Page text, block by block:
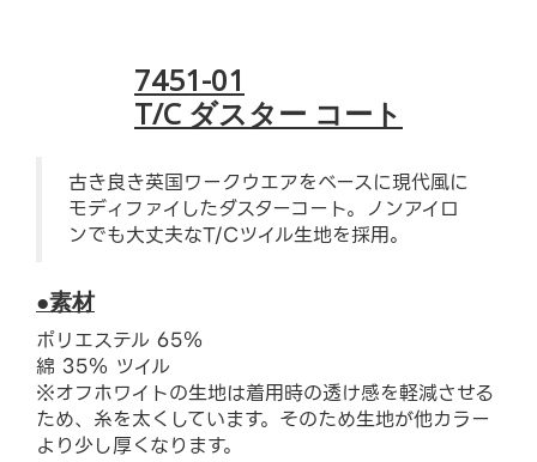
7451-01
T/C ダスター コート
古き良き英国ワークウエアをベースに現代風に
モディファイしたダスターコート。ノンアイロ
ンでも大丈夫なT/Cツイル生地を採用。
●素材
ポリエステル 65％
綿 35％ ツイル
※オフホワイトの生地は着用時の透け感を軽減させる
ため、糸を太くしています。そのため生地が他カラー
より少し厚くなります。